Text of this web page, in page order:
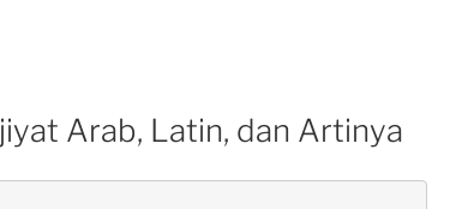
Arab, Latin, dan Artinya